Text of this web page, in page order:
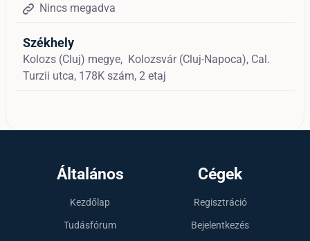
Nincs megadva
Székhely
Kolozs (Cluj) megye, Kolozsvár (Cluj-Napoca), Cal.
Turzii utca, 178K szám, 2 etaj
Általános
Kezdőlap
Tudásfórum
Cégek
Regisztráció
Bejelentkezés